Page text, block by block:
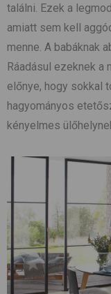
találni. Ezek a
amiatt sem kell
menne. A babáknak
Ráadásul ezeknek a
előnye, hogy sokkal
hagyományos
kényelmes